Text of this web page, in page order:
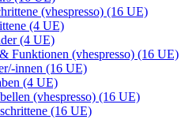
(vhespresso) (16 UE)
(4 UE)
(4 UE)
Funktionen (vhespresso) (16 UE)
innen (16 UE)
(4 UE)
(vhespresso) (16 UE)
(16 UE)